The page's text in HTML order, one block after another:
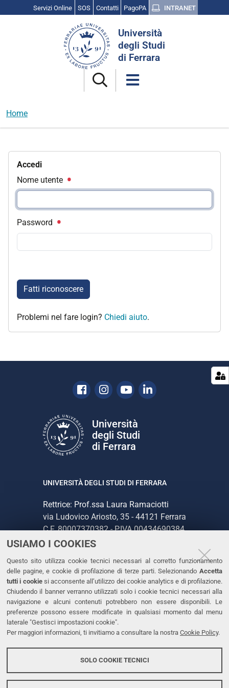
USIAMO I COOKIES
Questo sito utilizza cookie tecnici necessari al corretto funzionamento
delle pagine, e cookie di profilazione di terze parti. Selezionando Accetta
tutti i cookiesi acconsente all’utilizzo dei cookie analytics e di profilazione.
Chiudendo il banner verranno utilizzati solo i cookie tecnici necessari alla
navigazione e alcuni contenuti potrebbero non essere disponibili. Le
preferenze possono essere modificate in qualsiasi momento dal menu
laterale "Gestisci impostazioni cookie".
Per maggiori informazioni, ti invitiamo a consultare la nostra Cookie Policy.
SOLO COOKIE TECNICI
Servizi Online SOS Contatti PagoPA INTRANET
Università
degli Studi
di Ferrara
Home
Accedi
Nome utente
Password
Fatti riconoscere
Problemi nel fare login? Chiedi aiuto.
Facebook
Instagram
YoutubeLinkedin
Università
degli Studi
di Ferrara
UNIVERSITÀ DEGLI STUDI DI FERRARA
Rettrice: Prof.ssa Laura Ramaciotti
via Ludovico Ariosto, 35 - 44121 Ferrara
C.F. 80007370382 - P.IVA 00434690384
CONTATTI
Tel. +39 0532 293111
Fax. +39 0532 293031
PEC
LINKS
Accessibilità
Protezione dati personali